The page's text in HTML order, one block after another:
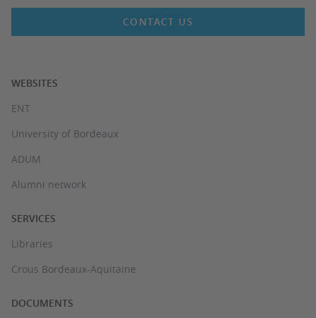
CONTACT US
WEBSITES
ENT
University of Bordeaux
ADUM
Alumni network
SERVICES
Libraries
Crous Bordeaux-Aquitaine
DOCUMENTS